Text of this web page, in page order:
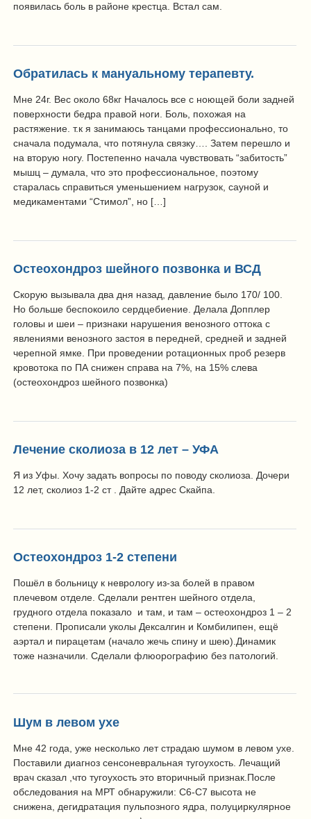
появилась боль в районе крестца. Встал сам.
Обратилась к мануальному терапевту.
Мне 24г. Вес около 68кг Началось все с ноющей боли задней
поверхности бедра правой ноги. Боль, похожая на
растяжение. т.к я занимаюсь танцами профессионально, то
сначала подумала, что потянула связку…. Затем перешло и
на вторую ногу. Постепенно начала чувствовать “забитость”
мышц – думала, что это профессиональное, поэтому
старалась справиться уменьшением нагрузок, сауной и
медикаментами “Стимол”, но […]
Остеохондроз шейного позвонка и ВСД
Скорую вызывала два дня назад, давление было 170/ 100.
Но больше беспокоило сердцебиение. Делала Допплер
головы и шеи – признаки нарушения венозного оттока с
явлениями венозного застоя в передней, средней и задней
черепной ямке. При проведении ротационных проб резерв
кровотока по ПА снижен справа на 7%, на 15% слева
(остеохондроз шейного позвонка)
Лечение сколиоза в 12 лет – УФА
Я из Уфы. Хочу задать вопросы по поводу сколиоза. Дочери
12 лет, сколиоз 1-2 ст . Дайте адрес Скайпа.
Остеохондроз 1-2 степени
Пошёл в больницу к неврологу из-за болей в правом
плечевом отделе. Сделали рентген шейного отдела,
грудного отдела показало и там, и там – остеохондроз 1 – 2
степени. Прописали уколы Дексалгин и Комбилипен, ещё
аэртал и пирацетам (начало жечь спину и шею).Динамик
тоже назначили. Сделали флюорографию без патологий.
Шум в левом ухе
Мне 42 года, уже несколько лет страдаю шумом в левом ухе.
Поставили диагноз сенсоневральная тугоухость. Лечащий
врач сказал ,что тугоухость это вторичный признак.После
обследования на МРТ обнаружили: С6-С7 высота не
снижена, дегидратация пульпозного ядра, полуциркулярное